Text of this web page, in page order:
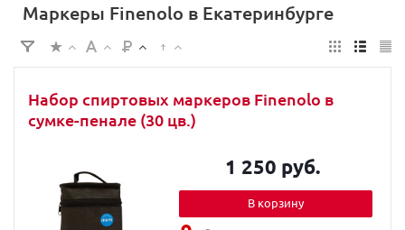
Маркеры Finenolo в Екатеринбурге
Набор спиртовых маркеров Finenolo в
сумке-пенале (30 цв.)
1 250 руб.
В корзину